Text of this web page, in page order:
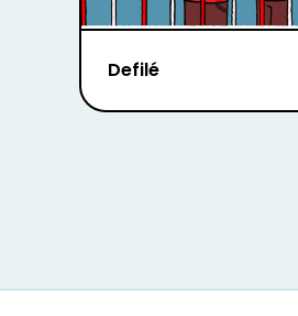
Defilé